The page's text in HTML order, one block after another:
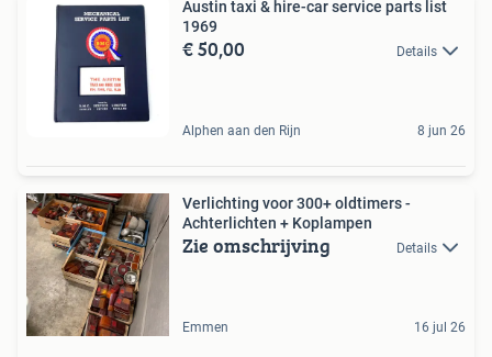
Austin taxi & hire-car service parts list
1969
€ 50,00 Details
Alphen aan den Rijn 8 jun 26
Verlichting voor 300+ oldtimers -
Achterlichten + Koplampen
Zie omschrijving Details
Emmen 16 jul 26